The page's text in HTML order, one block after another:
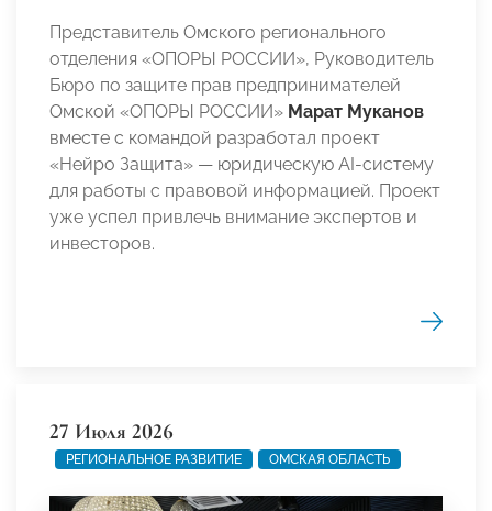
Представитель Омского регионального
отделения «ОПОРЫ РОССИИ», Руководитель
Бюро по защите прав предпринимателей
Омской «ОПОРЫ РОССИИ» Марат Муканов
вместе с командой разработал проект
«Нейро Защита» — юридическую AI-систему
для работы с правовой информацией. Проект
уже успел привлечь внимание экспертов и
инвесторов.
27 Июля 2026
РЕГИОНАЛЬНОЕ РАЗВИТИЕ ОМСКАЯ ОБЛАСТЬ